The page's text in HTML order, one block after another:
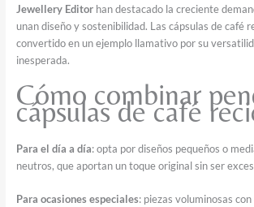
Jewellery Editorhan destacado la creciente
unan diseño y sostenibilidad. Las cápsulas de café
convertido en un ejemplo llamativo por su
inesperada.
Cómo combinar
cápsulas de café
Para el día a día: opta por diseños pequeños o
neutros, que aportan un toque original sin ser
Para ocasiones especiales: piezas voluminosas